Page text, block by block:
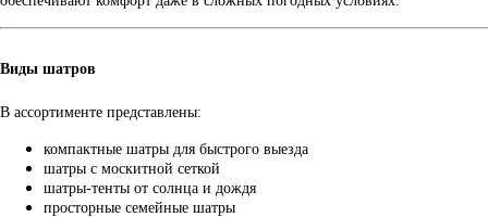
Виды шатров
В ассортименте представлены:
компактные шатры для быстрого выезда
шатры с москитной сеткой
шатры-тенты от солнца и дождя
просторные семейные шатры